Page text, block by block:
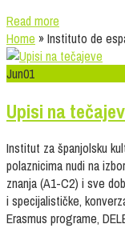
Read more
Home »Instituto de
Jun01
Upisi na
Institut za španjolsku
polaznicima nudi na
znanja (A1-C2) i sve
i specijalističke,
Erasmus programe,